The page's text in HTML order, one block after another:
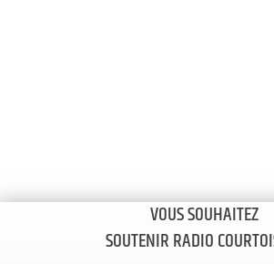
VOUS SOUHAITEZ
SOUTENIR RADIO